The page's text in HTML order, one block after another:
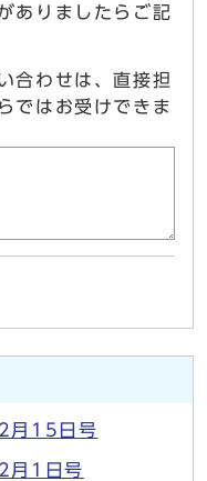
ありましたらご記
合わせは、直接担
ではお受けできま
月15日号
月1日号